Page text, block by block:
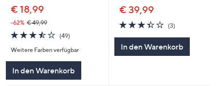
€ 18,99
-62% € 49,99
3.5
von
5
(49)
Weitere Farben verfügbar
In den Warenkorb
€ 39,99
3.3
von
(3)
In den Warenkorb